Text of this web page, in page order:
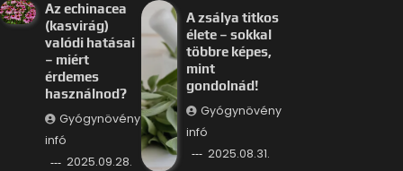
Az echinacea
(kasvirág)
valódi hatásai
– miért
érdemes
használnod?
Gyógynövény
infó
2025.09.28.
A zsálya titkos
élete – sokkal
többre képes,
mint
gondolnád!
Gyógynövény
infó
2025.08.31.